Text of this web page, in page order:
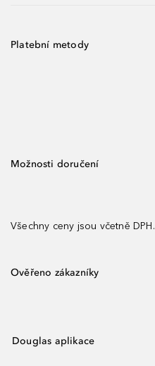
Platební metody
Možnosti doručení
Všechny ceny jsou včetně DPH.
Ověřeno zákazníky
Douglas aplikace